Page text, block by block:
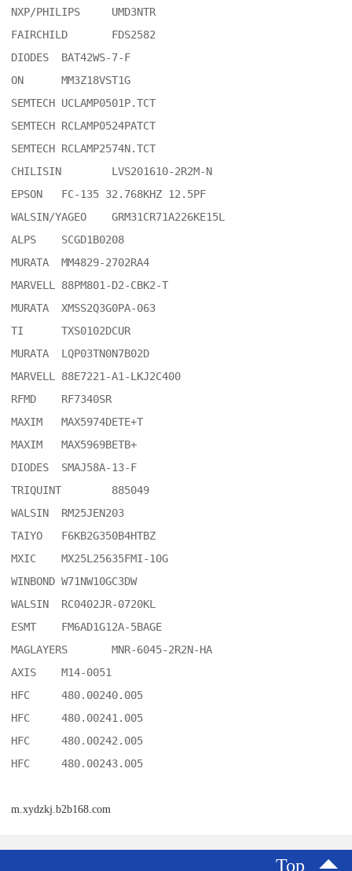
NXP/PHILIPS	UMD3NTR
FAIRCHILD	FDS2582
DIODES	BAT42WS-7-F
ON	MM3Z18VST1G
SEMTECH	UCLAMP0501P.TCT
SEMTECH	RCLAMP0524PATCT
SEMTECH	RCLAMP2574N.TCT
CHILISIN	LVS201610-2R2M-N
EPSON	FC-135 32.768KHZ 12.5PF
WALSIN/YAGEO	GRM31CR71A226KE15L
ALPS	SCGD1B0208
MURATA	MM4829-2702RA4
MARVELL	88PM801-D2-CBK2-T
MURATA	XMSS2Q3G0PA-063
TI	TXS0102DCUR
MURATA	LQP03TN0N7B02D
MARVELL	88E7221-A1-LKJ2C400
RFMD	RF7340SR
MAXIM	MAX5974DETE+T
MAXIM	MAX5969BETB+
DIODES	SMAJ58A-13-F
TRIQUINT	885049
WALSIN	RM25JEN203
TAIYO	F6KB2G350B4HTBZ
MXIC	MX25L25635FMI-10G
WINBOND	W71NW10GC3DW
WALSIN	RC0402JR-0720KL
ESMT	FM6AD1G12A-5BAGE
MAGLAYERS	MNR-6045-2R2N-HA
AXIS	M14-0051
HFC	480.00240.005
HFC	480.00241.005
HFC	480.00242.005
m.xydzkj.b2b168.com
Top